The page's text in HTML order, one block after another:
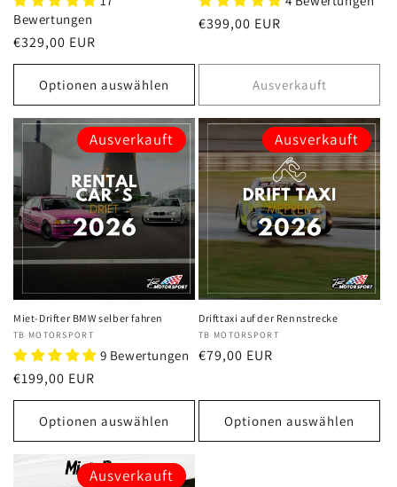
Bewertungen
Normaler
Preis
€329,00 EUR
Optionen auswählen
Normaler
€399,00 EUR
Ausverkauft
Ausverkauft
Miet-Drifter BMW selber fahren
Anbieter:
TB MOTORSPORT
9 Bewertungen
Normaler
Preis
€199,00 EUR
Optionen auswählen
Ausverkauft
Drifttaxi auf der Rennstrecke
Anbieter:
TB MOTORSPORT
Normaler
€79,00 EUR
Optionen auswählen
Ausverkauft